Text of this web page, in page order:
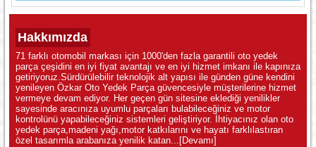
Hakkımızda
71 farklı otomobil markası için 1000'den fazla garantili oto yedek
parça çeşidini en iyi fiyat avantajı ve en iyi hizmet imkanı ile kapınıza
getiriyoruz.Sürdürülebilir teknolojik alt yapısı ile günden güne kendini
yenileyen Özkar Oto Yedek Parça güvencesiyle müşterilerine hizmet
vermeye devam ediyor. Her geçen gün sitesine eklediği yenilikler
sayesinde aracınıza uyumlu parçaları bulabileceğiniz ve motor
kontrolünü yapabileceğiniz sistemleri geliştiriyor. İhtiyacınız olan oto
yedek parça,madeni yağı,motor katkılarını ve hayatı farklılastıran
özel tasarımla arabanıza yenilik katan... [Devamı]